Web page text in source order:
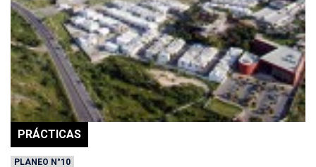
PRÁCTICAS
PLANEO N°10